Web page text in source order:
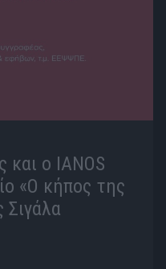
και ο IANOS
«Ο κήπος της
Σιγάλα